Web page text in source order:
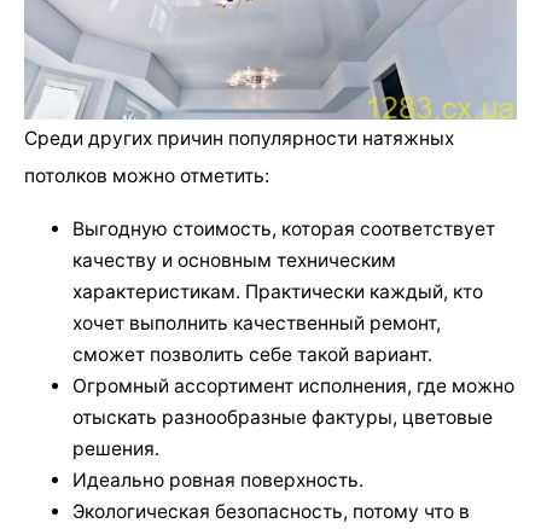
Среди других причин популярности натяжных
потолков можно отметить:
Выгодную стоимость, которая соответствует
качеству и основным техническим
характеристикам. Практически каждый, кто
хочет выполнить качественный ремонт,
сможет позволить себе такой вариант.
Огромный ассортимент исполнения, где можно
отыскать разнообразные фактуры, цветовые
решения.
Идеально ровная поверхность.
Экологическая безопасность, потому что в